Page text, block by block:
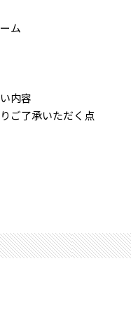
ム
内容
ご了承いただく点